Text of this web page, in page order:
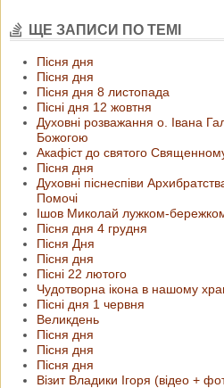
ЩЕ ЗАПИСИ ПО ТЕМІ
Пісня дня
Пісня дня
Пісня дня 8 листопада
Пісні дня 12 жовтня
Духовні розважання о. Івана
Божогою
Акафіст до святого
Пісня дня
Духовні піснеспіви
Помочі
Ішов Миколай лужком-
Пісня дня 4 грудня
Пісня Дня
Пісня дня
Пісні 22 лютого
Чудотворна ікона в нашому
Пісні дня 1 червня
Великдень
Пісня дня
Пісня дня
Пісня дня
Візит Владики Ігоря (відео +